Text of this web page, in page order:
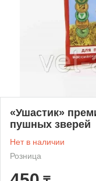
«Ушастик»
пушных зверей
Нет в наличии
Розница